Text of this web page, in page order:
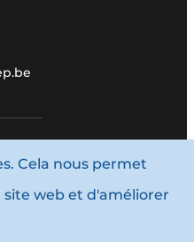
Cela nous permet
web et d'améliorer